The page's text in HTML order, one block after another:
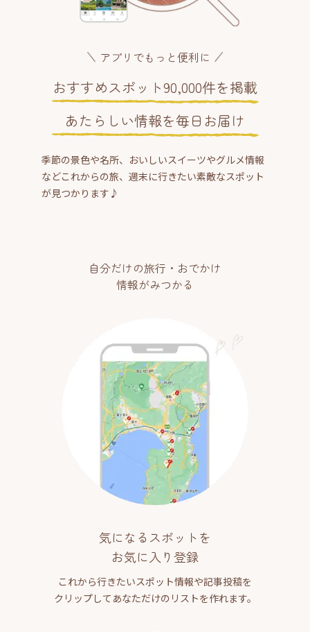
アプリでもっと便利に
おすすめスポット90,000件を掲載
あたらしい情報を毎日お届け
季節の景色や名所、おいしいスイーツやグルメ情報
などこれからの旅、週末に行きたい素敵なスポット
が見つかります♪
自分だけの旅行・おでかけ
情報がみつかる
気になるスポットを
お気に入り登録
これから行きたいスポット情報や記事投稿を
クリップしてあなただけのリストを作れます。